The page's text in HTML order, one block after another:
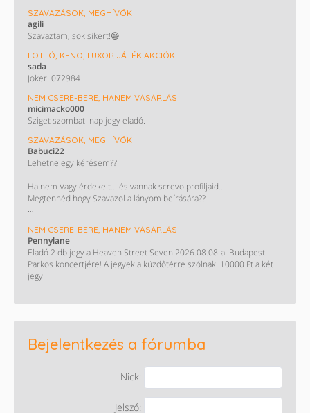
SZAVAZÁSOK, MEGHÍVÓK
agili
Szavaztam, sok sikert!😄
LOTTÓ, KENO, LUXOR JÁTÉK AKCIÓK
sada
Joker: 072984
NEM CSERE-BERE, HANEM VÁSÁRLÁS
micimacko000
Sziget szombati napijegy eladó.
SZAVAZÁSOK, MEGHÍVÓK
Babuci22
Lehetne egy kérésem??
Ha nem Vagy érdekelt....és vannak screvo profiljaid....
Megtennéd hogy Szavazol a lányom beírására??
KÖSZÖNÖM HOGY SEGÍTESZ !!!😊😊😊😊
NEM CSERE-BERE, HANEM VÁSÁRLÁS
Pennylane
Eladó 2 db jegy a Heaven Street Seven 2026.08.08-ai Budapest
Parkos koncertjére! A jegyek a küzdőtérre szólnak! 10000 Ft a két
jegy!
Bejelentkezés a fórumba
Nick:
Jelszó: